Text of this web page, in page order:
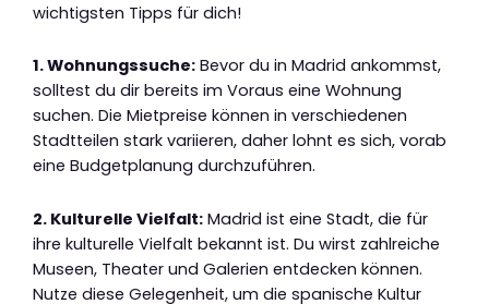
wichtigsten Tipps für dich!
1. Wohnungssuche: Bevor du in Madrid ankommst,
solltest du dir bereits im Voraus eine Wohnung
suchen. Die Mietpreise können in verschiedenen
Stadtteilen stark variieren, daher lohnt es sich, vorab
eine Budgetplanung durchzuführen.
2. Kulturelle Vielfalt: Madrid ist eine Stadt, die für
ihre kulturelle Vielfalt bekannt ist. Du wirst zahlreiche
Museen, Theater und Galerien entdecken können.
Nutze diese Gelegenheit, um die spanische Kultur